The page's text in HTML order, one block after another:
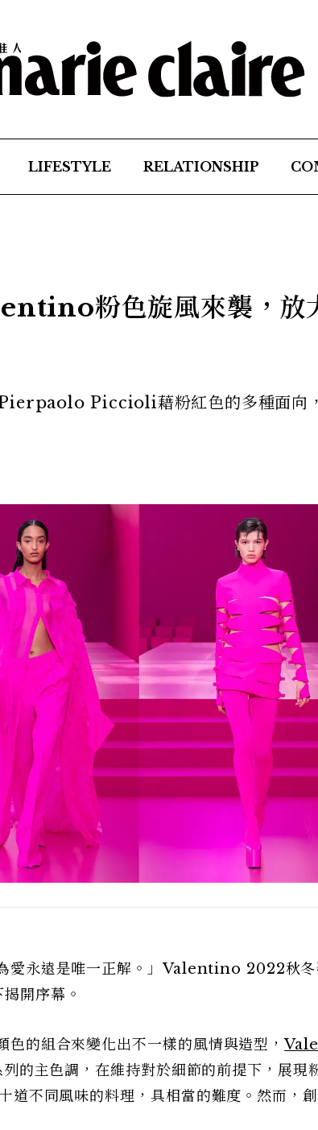
LIFESTYLE RELATIONSHIP
粉色旋風來襲，放
Piccioli藉粉紅色的多種面向
愛永遠是唯一正解。」Valentino 2022秋
開序幕。
色的組合來變化出不一樣的風情與造型，
的主色調，在維持對於細節的前提下，展現
道不同風味的料理，具相當的難度。然而，